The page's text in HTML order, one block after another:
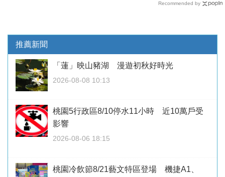
Recommended by
推薦新聞
「蓮」映山豬湖 漫遊初秋好時光
2026-08-08 10:13
桃園5行政區8/10停水11小時 近10萬戶受
影響
2026-08-06 18:15
桃園冷飲節8/21藝文特區登場 機捷A1、